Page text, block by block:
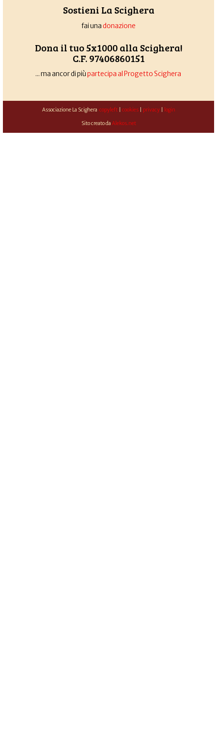
Sostieni La Scighera
fai unadonazione
Dona il tuo 5x1000 alla Scighera!
C.F. 97406860151
... ma ancor di piùpartecipa al Progetto Scighera
Associazione La Scighera copyleft| cookies| privacy| login
Sito creato da Alekos.net